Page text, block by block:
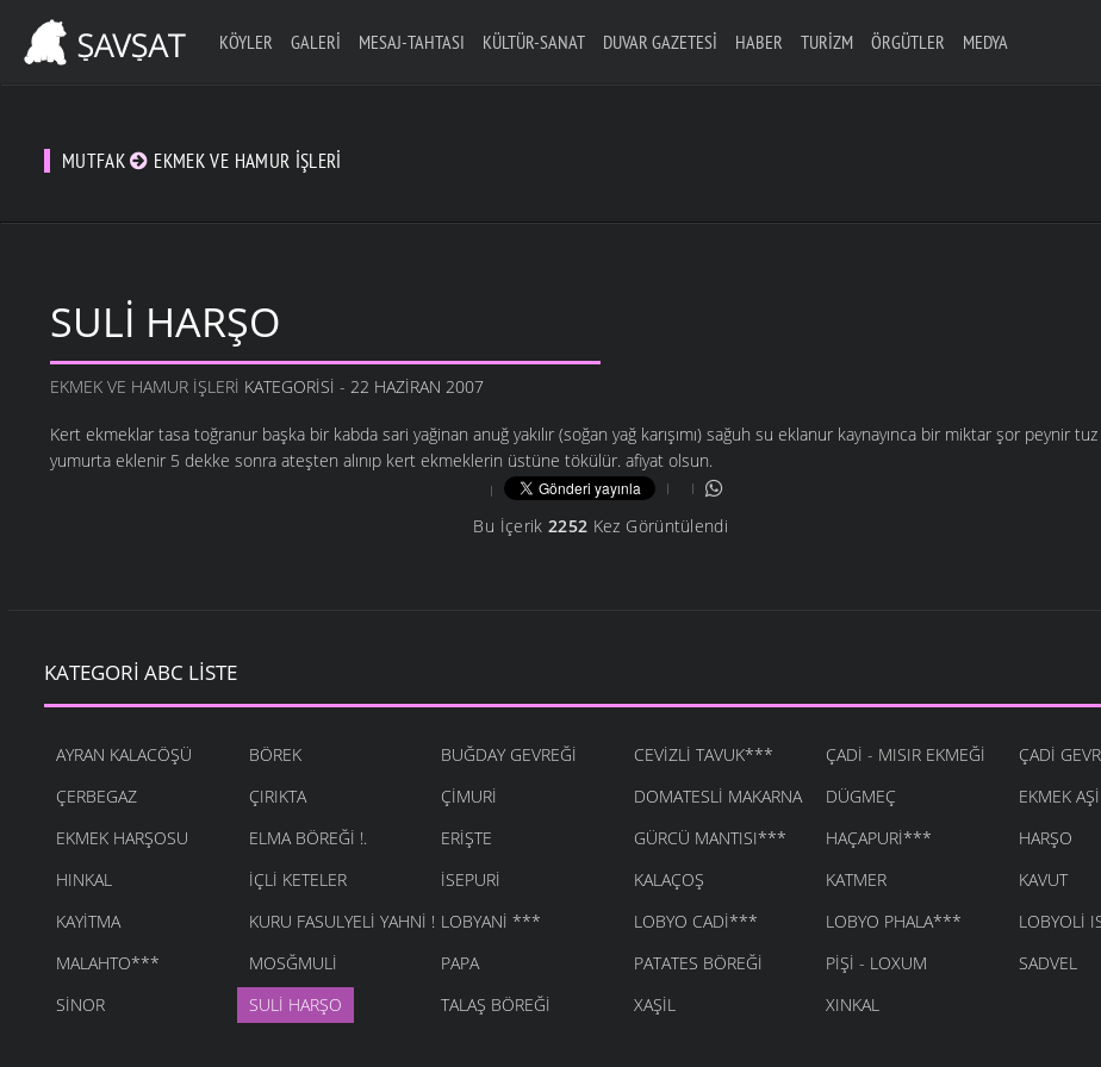
KÖYLER GALERI MESAJ-TAHTASI KÜLTÜR-SANAT DUVAR GAZETESI HABER TURIZM ÖRGÜTLER MEDYA
MUTFAK EKMEK VE HAMUR İŞLERI
SULI HARŞO
EKMEK VE HAMUR İŞLERI KATEGORISI - 22 HAZIRAN 2007
Kert ekmeklar tasa toğranur başka bir kabda sari yağinan anuğ yakılır (soğan yağ karışımı) sağuh su eklanur kaynayınca bir miktar şor peynir tuz
yumurta eklenir 5 dekke sonra ateşten alınıp kert ekmeklerin üstüne tökülür. afiyat olsun.
Bu İçerik2252 Kez Görüntülendi
KATEGORI ABC LISTE
AYRAN KALACÖŞÜ BÖREK BUĞDAY GEVREĞI CEVIZLI TAVUK*** ÇADI - MISIR EKMEĞI
ÇADI
ÇERBEGAZ
ÇIRIKTA ÇIMURI DOMATESLI MAKARNA DÜGMEÇ
EKMEK AŞI
EKMEK HARŞOSU
ELMA BÖREĞI !. ERIŞTE GÜRCÜ MANTISI*** HAÇAPURI***
HARŞO
HINKAL
İÇLI KETELER İSEPURI KALAÇOŞ KATMER
KAVUT
KAYITMA
KURU FASULYELI YAHNI ! LOBYANI *** LOBYO CADI*** LOBYO PHALA***
LOBYOLI
MALAHTO***
MOSĞMULI PAPA PATATES BÖREĞI PIŞI - LOXUM
SADVEL
SINOR
SULI HARŞO TALAŞ BÖREĞI XAŞIL XINKAL